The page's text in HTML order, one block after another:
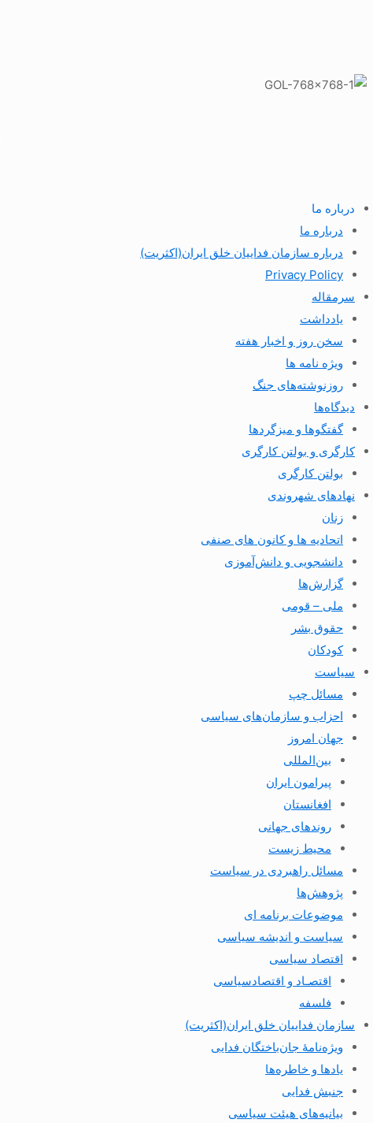
درباره ما
درباره ما
درباره سازمان فداییان خلق ایران(اکثریت)
Privacy Policy
سرمقاله
یادداشت
سخن روز و اخبار هفته
ویژه نامه ها
روزنوشته‌های جنگ
دیدگاه‌ها
گفتگوها و میزگردها
کارگری و بولتن کارگری
بولتن کارگری
نهادهای شهروندی
زنان
اتحادیه ها و کانون های صنفی
دانشجویی و دانش‌آموزی
گزارش‌ها
ملی – قومی
حقوق بشر
کودکان
سیاست
مسائل چپ
احزاب و سازمان‌های سیاسی
جهان امروز
بین‌المللی
پیرامون ایران
افغانستان
روندهای جهانی
محیط زیست
مسائل راهبردی در سیاست
پژوهش‌ها
موضوعات برنامه ای
سیاست و اندیشه سیاسی
اقتصاد سیاسی
اقتصـاد و اقتصاد‌سیاسی
فلسفه
سازمان فداییان خلق ایران(اکثریت)
ویژه‌نامهٔ جان‌باختگان فدایی
یادها و خاطره‌ها
جنبش فدایی
بیانیه‌های هیئت سیاسی